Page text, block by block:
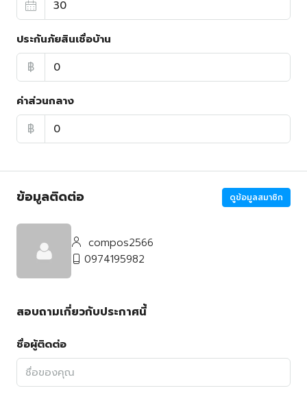
ประกันภัยสินเชื่อบ้าน
฿
ค่าส่วนกลาง
฿
ข้อมูลติดต่อ ดูข้อมูลสมาชิก
compos2566
0974195982
สอบถามเกี่ยวกับประกาศนี้
ชื่อผู้ติดต่อ